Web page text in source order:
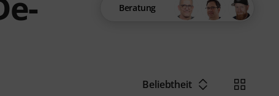
Beratung
Beliebtheit